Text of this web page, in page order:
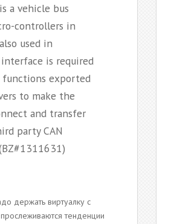
a vehicle bus
controllers in
used in
is required
functions exported
to make the
and transfer
party CAN
держать виртуалку с
тенденции